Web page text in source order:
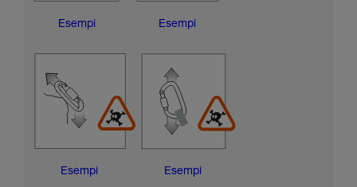
Esempi Esempi
Esempi Esempi